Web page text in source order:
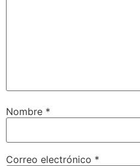
Nombre *
Correo electrónico *